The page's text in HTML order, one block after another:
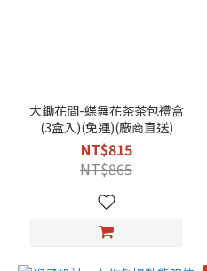
大鋤花間-蝶舞花茶茶包禮盒
(3盒入)(免運)(廠商直送)
NT$815
NT$865